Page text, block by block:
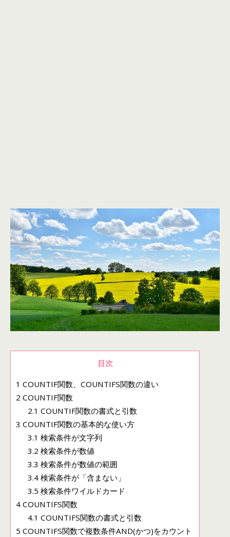
目次
1 COUNTIF関数、COUNTIFS関数の違い
2 COUNTIF関数
2.1 COUNTIF関数の書式と引数
3 COUNTIF関数の基本的な使い方
3.1 検索条件が文字列
3.2 検索条件が数値
3.3 検索条件が数値の範囲
3.4検索条件が「含まない」
3.5 検索条件ワイルドカード
4 COUNTIFS関数
4.1 COUNTIFS関数の書式と引数
5 COUNTIFS関数で複数条件AND(かつ)をカウント